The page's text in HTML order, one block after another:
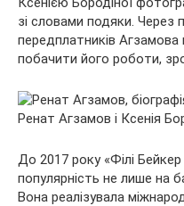
зі словами подяки. Через
передплатників
побачити його роботи,
Ренат Агзамов і Ксенія
До 2017 року «Філі
популярність не лише на
Вона реалізувала